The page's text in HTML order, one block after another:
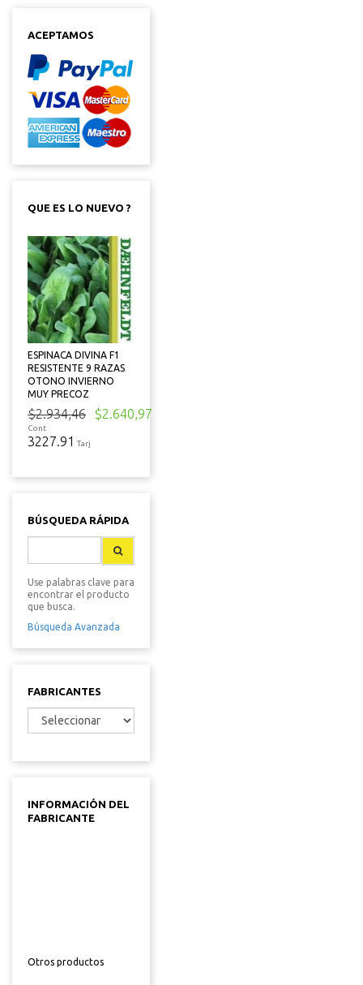
ACEPTAMOS
QUE ES LO NUEVO ?
ESPINACA DIVINA F1
RESISTENTE 9 RAZAS
OTONO INVIERNO
MUY PRECOZ
$2.934,46 $2.640,97
Cont
3227.91 Tarj
BÚSQUEDA RÁPIDA
Use palabras clave para
encontrar el producto
que busca.
Búsqueda Avanzada
FABRICANTES
INFORMACIÓN DEL
FABRICANTE
Otros productos